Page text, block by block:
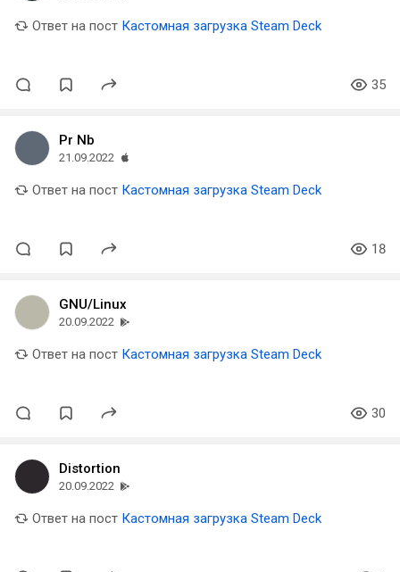
Ответ на пост Кастомная загрузка Steam Deck
35
Pr Nb
21.09.2022
Ответ на пост Кастомная загрузка Steam Deck
18
GNU/Linux
20.09.2022
Ответ на пост Кастомная загрузка Steam Deck
30
Distortion
20.09.2022
Ответ на пост Кастомная загрузка Steam Deck